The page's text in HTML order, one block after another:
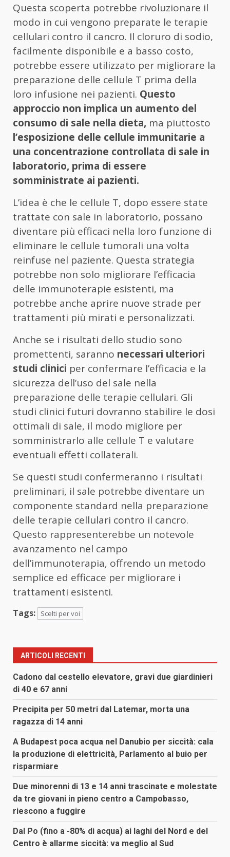
Questa scoperta potrebbe rivoluzionare il
modo in cui vengono preparate le terapie
cellulari contro il cancro. Il cloruro di sodio,
facilmente disponibile e a basso costo,
potrebbe essere utilizzato per migliorare la
preparazione delle cellule T prima della
loro infusione nei pazienti. Questo
approccio non implica un aumento del
consumo di sale nella dieta, ma piuttosto
l’esposizione delle cellule immunitarie a
una concentrazione controllata di sale in
laboratorio, prima di essere
somministrate ai pazienti.
L’idea è che le cellule T, dopo essere state
trattate con sale in laboratorio, possano
diventare più efficaci nella loro funzione di
eliminare le cellule tumorali una volta
reinfuse nel paziente. Questa strategia
potrebbe non solo migliorare l’efficacia
delle immunoterapie esistenti, ma
potrebbe anche aprire nuove strade per
trattamenti più mirati e personalizzati.
Anche se i risultati dello studio sono
promettenti, saranno necessari ulteriori
studi clinici per confermare l’efficacia e la
sicurezza dell’uso del sale nella
preparazione delle terapie cellulari. Gli
studi clinici futuri dovranno stabilire le dosi
ottimali di sale, il modo migliore per
somministrarlo alle cellule T e valutare
eventuali effetti collaterali.
Se questi studi confermeranno i risultati
preliminari, il sale potrebbe diventare un
componente standard nella preparazione
delle terapie cellulari contro il cancro.
Questo rappresenterebbe un notevole
avanzamento nel campo
dell’immunoterapia, offrendo un metodo
semplice ed efficace per migliorare i
trattamenti esistenti.
Tags: Scelti per voi
ARTICOLI RECENTI
Cadono dal cestello elevatore, gravi due giardinieri
di 40 e 67 anni
Precipita per 50 metri dal Latemar, morta una
ragazza di 14 anni
A Budapest poca acqua nel Danubio per siccità: cala
la produzione di elettricità, Parlamento al buio per
risparmiare
Due minorenni di 13 e 14 anni trascinate e molestate
da tre giovani in pieno centro a Campobasso,
riescono a fuggire
Dal Po (fino a -80% di acqua) ai laghi del Nord e del
Centro è allarme siccità: va meglio al Sud